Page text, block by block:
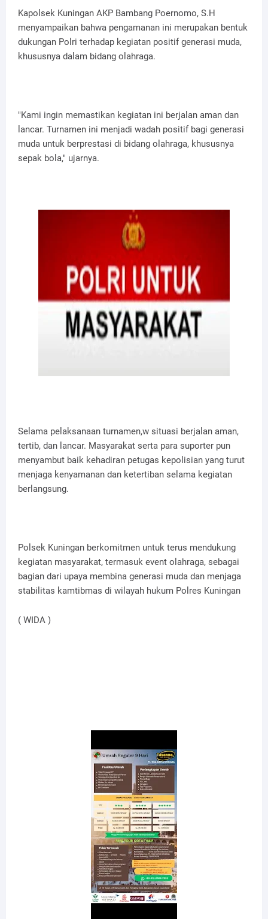
Kapolsek Kuningan AKP Bambang Poernomo, S.H
menyampaikan bahwa pengamanan ini merupakan bentuk
dukungan Polri terhadap kegiatan positif generasi muda,
khususnya dalam bidang olahraga.
"Kami ingin memastikan kegiatan ini berjalan aman dan
lancar. Turnamen ini menjadi wadah positif bagi generasi
muda untuk berprestasi di bidang olahraga, khususnya
sepak bola," ujarnya.
Selama pelaksanaan turnamen,w situasi berjalan aman,
tertib, dan lancar. Masyarakat serta para suporter pun
menyambut baik kehadiran petugas kepolisian yang turut
menjaga kenyamanan dan ketertiban selama kegiatan
berlangsung.
Polsek Kuningan berkomitmen untuk terus mendukung
kegiatan masyarakat, termasuk event olahraga, sebagai
bagian dari upaya membina generasi muda dan menjaga
stabilitas kamtibmas di wilayah hukum Polres Kuningan
( WIDA )